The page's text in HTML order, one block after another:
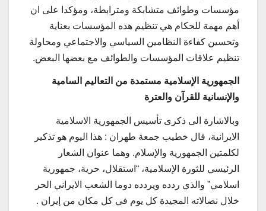
مؤسسات وطوائف متشابكة ومترابطة، ومؤكدا على ان
أهم مهمة للحكام هي تنظيم هذه المؤسسات بعناية
وتحسين كفاءة النظامين السياسي والاجتماعي ومحاولة
تنظيم علاقات المؤسسات والطوائف مع بعضها البعض.
الجمهورية الإسلامية مستمدة من التعاليم السامية
والإنسانية للقرآن والعترة
وبالاشارة الى ذكرى تأسيس الجمهورية الاسلامية
الايرانية، قال خطيب جمعة طهران : هذا اليوم هو تذكير
لكلمتين الجمهورية والإسلام. وهما عنوان الشعار
الرئيسي للثورة الإسلامية، “استقلال، حرية، جمهورية
اسلامي” والذي ردده ويردده دوما الشعب الايراني الحر
خلال نضالاته المجيدة كل يوم في كل مكان من إيران .